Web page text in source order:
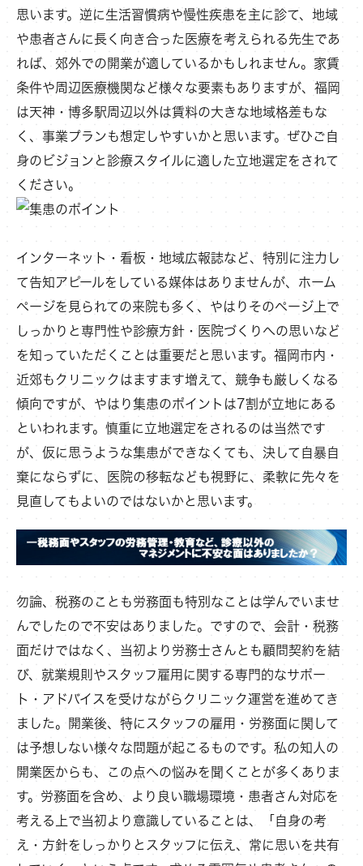
思います。逆に生活習慣病や慢性疾患を主に診て、地域
や患者さんに長く向き合った医療を考えられる先生であ
れば、郊外での開業が適しているかもしれません。家賃
条件や周辺医療機関など様々な要素もありますが、福岡
は天神・博多駅周辺以外は賃料の大きな地域格差もな
く、事業プランも想定しやすいかと思います。ぜひご自
身のビジョンと診療スタイルに適した立地選定をされて
ください。
インターネット・看板・地域広報誌など、特別に注力し
て告知アピールをしている媒体はありませんが、ホーム
ページを見られての来院も多く、やはりそのページ上で
しっかりと専門性や診療方針・医院づくりへの思いなど
を知っていただくことは重要だと思います。福岡市内・
近郊もクリニックはますます増えて、競争も厳しくなる
傾向ですが、やはり集患のポイントは7割が立地にある
といわれます。慎重に立地選定をされるのは当然です
が、仮に思うような集患ができなくても、決して自暴自
棄にならずに、医院の移転なども視野に、柔軟に先々を
見直してもよいのではないかと思います。
勿論、税務のことも労務面も特別なことは学んでいませ
んでしたので不安はありました。ですので、会計・税務
面だけではなく、当初より労務士さんとも顧問契約を結
び、就業規則やスタッフ雇用に関する専門的なサポー
ト・アドバイスを受けながらクリニック運営を進めてき
ました。開業後、特にスタッフの雇用・労務面に関して
は予想しない様々な問題が起こるものです。私の知人の
開業医からも、この点への悩みを聞くことが多くありま
す。労務面を含め、より良い職場環境・患者さん対応を
考える上で当初より意識していることは、「自身の考
え・方針をしっかりとスタッフに伝え、常に思いを共有